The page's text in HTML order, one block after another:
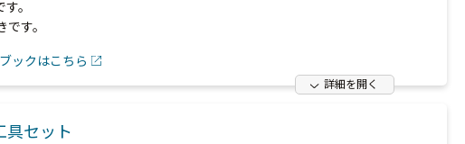
。
す。
ックはこちら
詳細を開く
具セット